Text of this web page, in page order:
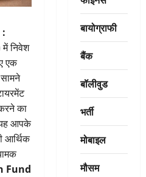
निवेश
एक
का
यह आपके
आर्थिक
Fund
बायोग्राफी
बैंक
बॉलीवुड
भर्ती
मोबाइल
मौसम